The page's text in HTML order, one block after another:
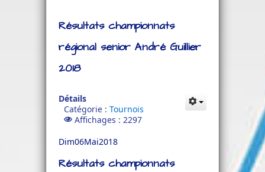
Résultats championnats
régional senior André Guillier
2018
Détails
Catégorie : Tournois
Affichages : 2297
Dim06Mai2018
Résultats championnats